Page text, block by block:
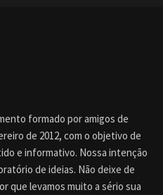
formado por amigos de
de 2012, com o objetivo de
e informativo. Nossa intenção
de ideias. Não deixe de
que levamos muito a sério sua